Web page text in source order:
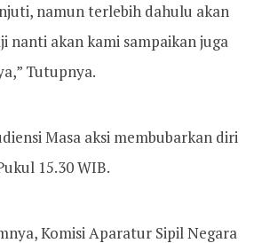
namun terlebih dahulu akan
nanti akan kami sampaikan juga
Tutupnya.
Masa aksi membubarkan diri
15.30 WIB.
Komisi Aparatur Sipil Negara